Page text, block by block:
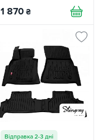
1 870 ₴
Відправка 2-3 дні